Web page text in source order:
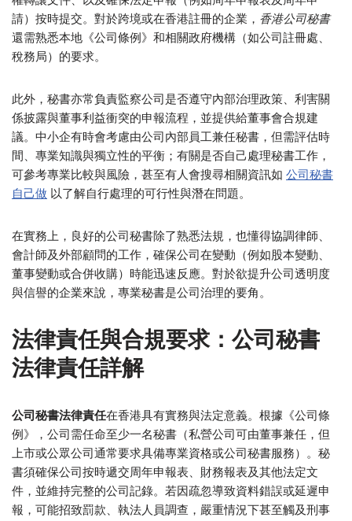
請）按時提交。對於跨境或在香港註冊的企業， 香港公司秘書
還需熟悉本地《公司條例》和相關政府機構（如公司註冊處、
稅務局）的要求。
此外，秘書亦常負責監察公司是否遵守內部治理政策、利害關
係披露與董事利益衝突的申報流程，並提供給董事會合規建
議。中小企有時會考慮由公司內部員工兼任秘書，但需評估時
間、專業知識與獨立性的平衡；有關是否自己處理秘書工作，
可參考專業比較與風險，甚至有人會搜尋相關資訊如 公司秘書
自己做 以了解自行處理的可行性與潛在問題。
在實務上，良好的公司秘書除了熟悉法規，也懂得協調律師、
會計師及外部顧問的工作，確保公司在變動（例如股本變動、
董事變動或合併收購）時能迅速反應。對於欲提升公司透明度
與信譽的企業來說，專業秘書是公司治理的要角。
法律責任與合規要求：公司秘書
法律責任詳解
公司秘書法律責任在香港具有實務與法定意義。根據《公司條
例》，公司需任命至少一名秘書（私營公司可由董事兼任，但
上市或公眾公司通常要求具備專業資格或公司秘書服務）。秘
書須確保公司按時遞交周年申報表、財務報表及其他法定文
件，並維持完整的公司記錄。若因疏忽導致資料錯誤或延遲申
報，可能招致罰款、執法人員調查，嚴重情況下甚至觸及刑事